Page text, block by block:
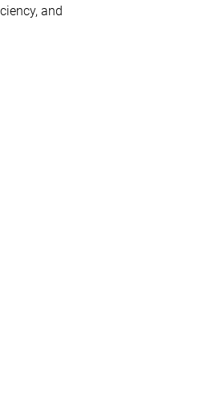
and